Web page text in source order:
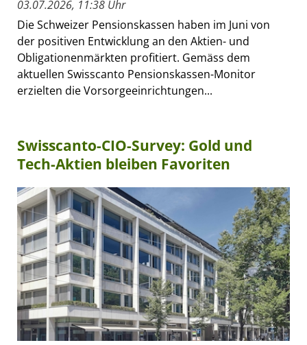
03.07.2026, 11:38 Uhr
Die Schweizer Pensionskassen haben im Juni von
der positiven Entwicklung an den Aktien- und
Obligationenmärkten profitiert. Gemäss dem
aktuellen Swisscanto Pensionskassen-Monitor
erzielten die Vorsorgeeinrichtungen...
Swisscanto-CIO-Survey: Gold und
Tech-Aktien bleiben Favoriten